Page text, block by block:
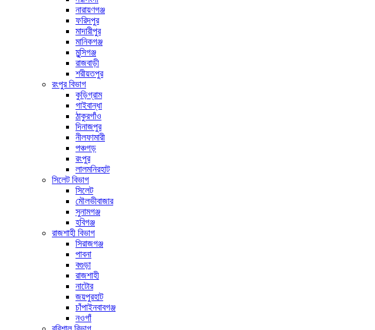
নারায়ণগঞ্জ
ফরিদপুর
মাদারীপুর
মানিকগঞ্জ
মুন্সিগঞ্জ
রাজবাড়ী
শরীয়তপুর
রংপুর বিভাগ
কুড়িগ্রাম
গাইবান্ধা
ঠাকুরগাঁও
দিনাজপুর
নীলফামারী
পঞ্চগড়
রংপুর
লালমনিরহাট
সিলেট বিভাগ
সিলেট
মৌলভীবাজার
সুনামগঞ্জ
হবিগঞ্জ
রাজশাহী বিভাগ
সিরাজগঞ্জ
পাবনা
বগুড়া
রাজশাহী
নাটোর
জয়পুরহাট
চাঁপাইনবাবগঞ্জ
নওগাঁ